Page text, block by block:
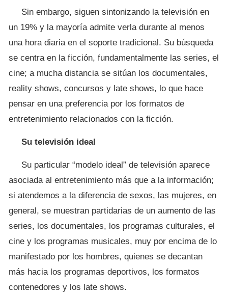
Sin embargo, siguen sintonizando la televisión en
un 19% y la mayoría admite verla durante al menos
una hora diaria en el soporte tradicional. Su búsqueda
se centra en la ficción, fundamentalmente las series, el
cine; a mucha distancia se sitúan los documentales,
reality shows, concursos y late shows, lo que hace
pensar en una preferencia por los formatos de
entretenimiento relacionados con la ficción.
Su televisión ideal
Su particular “modelo ideal” de televisión aparece
asociada al entretenimiento más que a la información;
si atendemos a la diferencia de sexos, las mujeres, en
general, se muestran partidarias de un aumento de las
series, los documentales, los programas culturales, el
cine y los programas musicales, muy por encima de lo
manifestado por los hombres, quienes se decantan
más hacia los programas deportivos, los formatos
contenedores y los late shows.